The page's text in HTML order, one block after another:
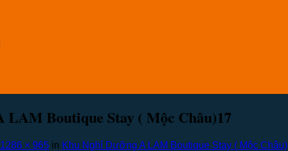
Boutique Stay ( Mộc Châu)17
1286 × 965 in Khu Nghỉ Dưỡng A LAM Boutique Stay ( Mộc Châu)